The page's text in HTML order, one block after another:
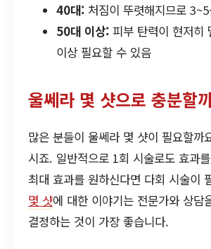
40대: 처짐이 뚜렷해지므로
50대 이상: 피부 탄력이 현저히
이상 필요할 수 있음
울쎄라 몇 샷으로 충분할
많은 분들이 울쎄라 몇 샷이 필요할까
시죠. 일반적으로 1회 시술로도 효과
최대 효과를 원하신다면 다회 시술이
몇 샷에 대한 이야기는 전문가와 상담
결정하는 것이 가장 좋습니다.